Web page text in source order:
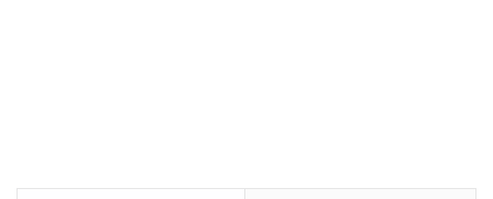
Edgar Peña Parra, respectivamente o número dois e o